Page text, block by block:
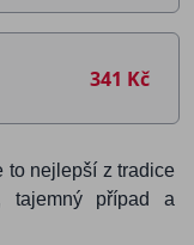
341 Kč
to nejlepší z tradice
tajemný případ a